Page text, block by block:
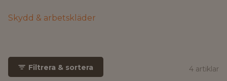
Skydd & arbetskläder
Filtrera & sortera 4 artiklar